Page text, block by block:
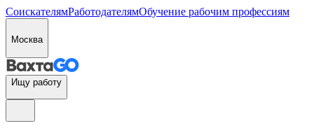
СоискателямРаботодателямОбучение рабочим профессиям
Москва
Ищу работу